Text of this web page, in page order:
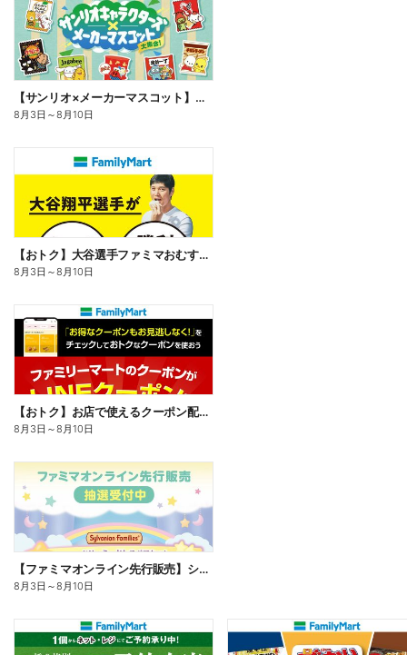
【サンリオ×メーカーマスコット】オリジナルグッズ貰える!
8月3日 ～8月10日
【おトク】大谷選手ファミマおむすび割
8月3日 ～8月10日
【おトク】お店で使えるクーポン配信中
8月3日 ～8月10日
【ファミマオンライン先行販売】シルバニアファミリー
8月3日 ～8月10日